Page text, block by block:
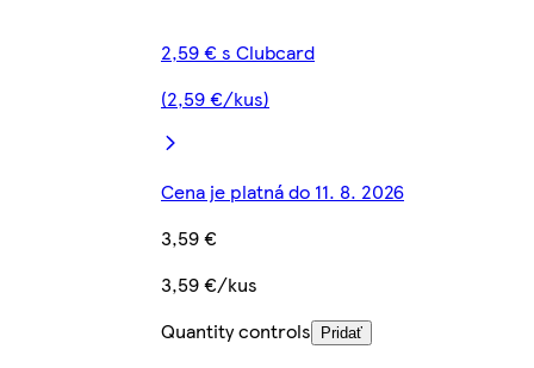
2,59 € s Clubcard
(2,59 €/kus)
Cena je platná do 11. 8. 2026
3,59 €
3,59 €/kus
Quantity controls
Pridať